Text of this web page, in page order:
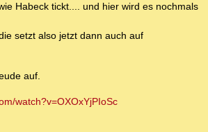
Habeck tickt.... und hier wird es nochmals
setzt also jetzt dann auch auf
auf.
watch?v=OXOxYjPIoSc